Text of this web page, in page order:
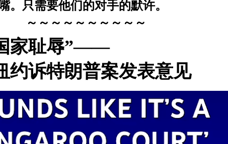
。只需要他们的对手的默许。
～～～～～～～～～～
家耻辱”——
约诉特朗普案发表意见